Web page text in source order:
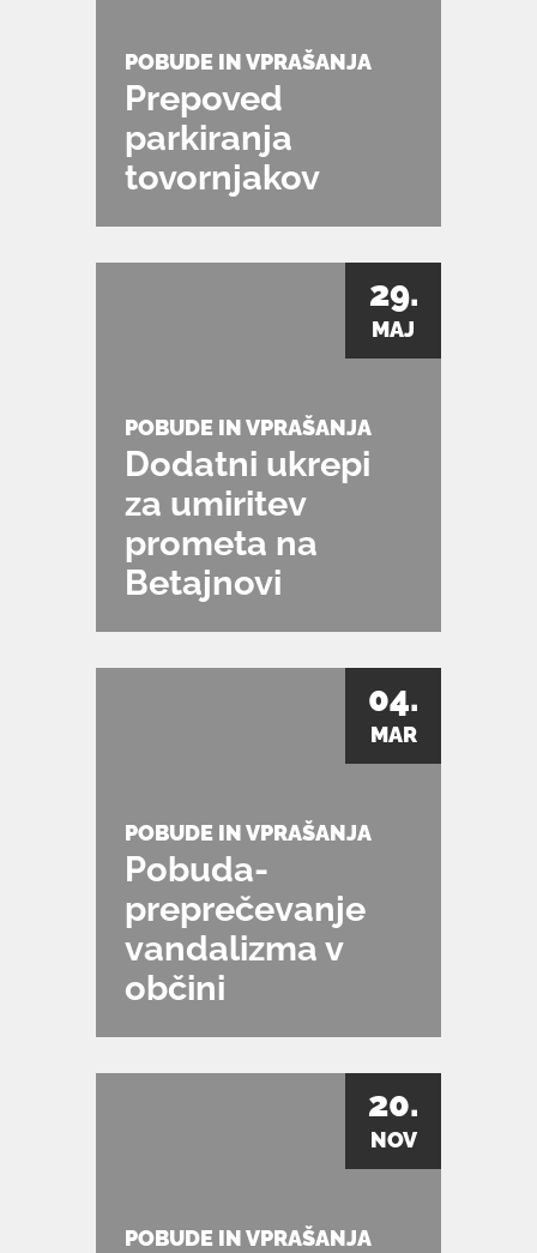
POBUDE IN VPRAŠANJA
Prepoved
parkiranja
tovornjakov
29.
MAJ
POBUDE IN VPRAŠANJA
Dodatni ukrepi
za umiritev
prometa na
Betajnovi
04.
MAR
POBUDE IN VPRAŠANJA
Pobuda-
preprečevanje
vandalizma v
občini
20.
NOV
POBUDE IN VPRAŠANJA